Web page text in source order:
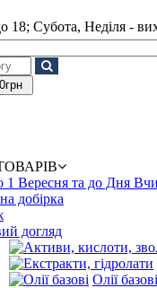
18; Субота, Неділя -
1 Вересня та до Дня
добірка
догляд
Олії базові